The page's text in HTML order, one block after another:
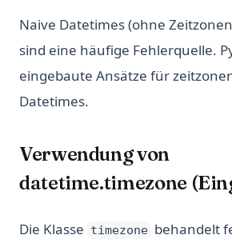
Naive Datetimes (ohne
sind eine häufige Fehlerquelle.
eingebaute Ansätze für
Datetimes.
Verwendung von
datetime.timezone
Die Klasse timezone behandelt